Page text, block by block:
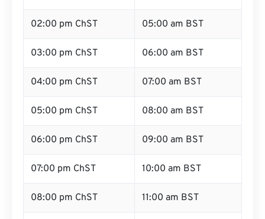
02:00 pm ChST 05:00 am BST
03:00 pm ChST 06:00 am BST
04:00 pm ChST 07:00 am BST
05:00 pm ChST 08:00 am BST
06:00 pm ChST 09:00 am BST
07:00 pm ChST 10:00 am BST
08:00 pm ChST 11:00 am BST